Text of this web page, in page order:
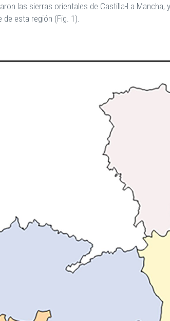
las sierras orientales de Castilla-La
de esta región (Fig. 1).